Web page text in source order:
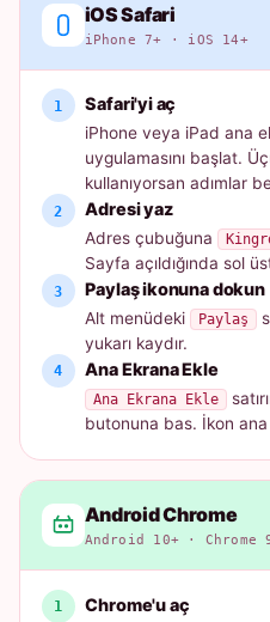
iOS Safari
iPhone 7+ · iOS 14+
Safari'yi aç
iPhone veya iPad ana
uygulamasını başlat.
kullanıyorsan adımlar
Adresi yaz
Adres çubuğuna
Sayfa açıldığında sol
Paylaş ikonuna dokun
Alt menüdeki Paylaş
yukarı kaydır.
Ana Ekrana Ekle
Ana Ekrana Ekle
butonuna bas. İkon
Android Chrome
Android 10+ · Chrome
Chrome'u aç